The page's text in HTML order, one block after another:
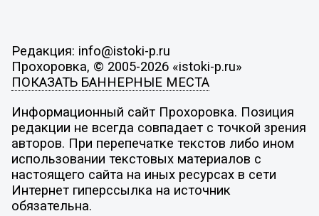
Редакция: info@istoki-p.ru
Прохоровка, © 2005-2026 «istoki-p.ru»
ПОКАЗАТЬ БАННЕРНЫЕ МЕСТА
Информационный сайт Прохоровка. Позиция
редакции не всегда совпадает с точкой зрения
авторов. При перепечатке текстов либо ином
использовании текстовых материалов с
настоящего сайта на иных ресурсах в сети
Интернет гиперссылка на источник
обязательна.